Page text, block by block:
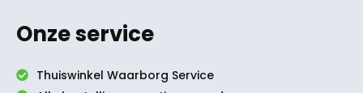
Onze service
Thuiswinkel Waarborg Service